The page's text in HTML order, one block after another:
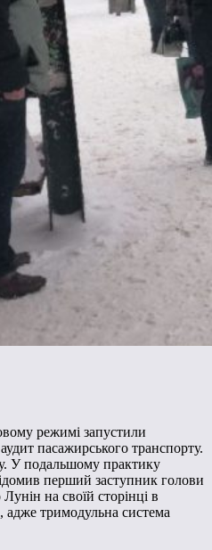
режимі запустили
пасажирського транспорту.
У подальшому практику
перший заступник голови
на своїй сторінці в
адже тримодульна система